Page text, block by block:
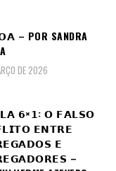
– POR SANDRA
DE 2026
𝟲×𝟭: 𝗢 𝗙𝗔𝗟𝗦𝗢
𝗘𝗡𝗧𝗥𝗘
𝗘
–